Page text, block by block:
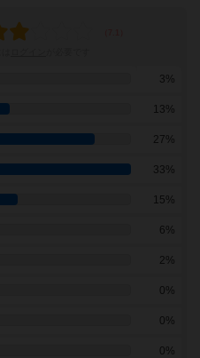
3%
13%
27%
33%
15%
6%
2%
0%
0%
0%